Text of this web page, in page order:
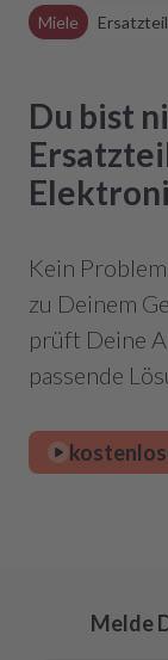
Miele
Du bist
Kein
zu Deinem
prüft Deine
passende
Melde